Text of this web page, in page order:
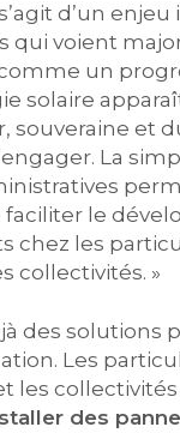
d’un
qui voient
un
solaire
souveraine et
La
le
chez les
collectivités. »
des solutions
Les
les
des